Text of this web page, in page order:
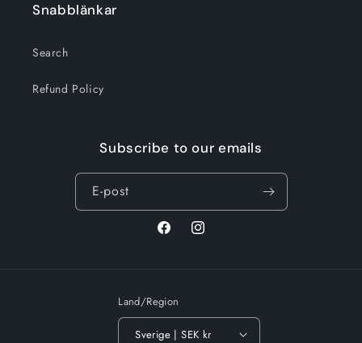
Snabblänkar
Search
Refund Policy
Subscribe to our emails
E-post
FacebookInstagram
Land/Region
Sverige | SEK kr